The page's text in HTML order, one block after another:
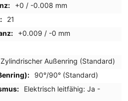
+0 / -0.008 mm
21
+0.009 / -0 mm
Zylindrischer Außenring (Standard)
90°/90° (Standard)
Elektrisch leitfähig: Ja -